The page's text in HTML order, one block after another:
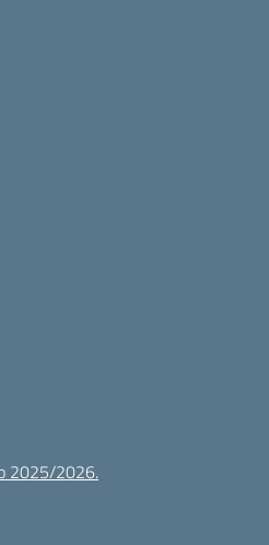
2025/2026.